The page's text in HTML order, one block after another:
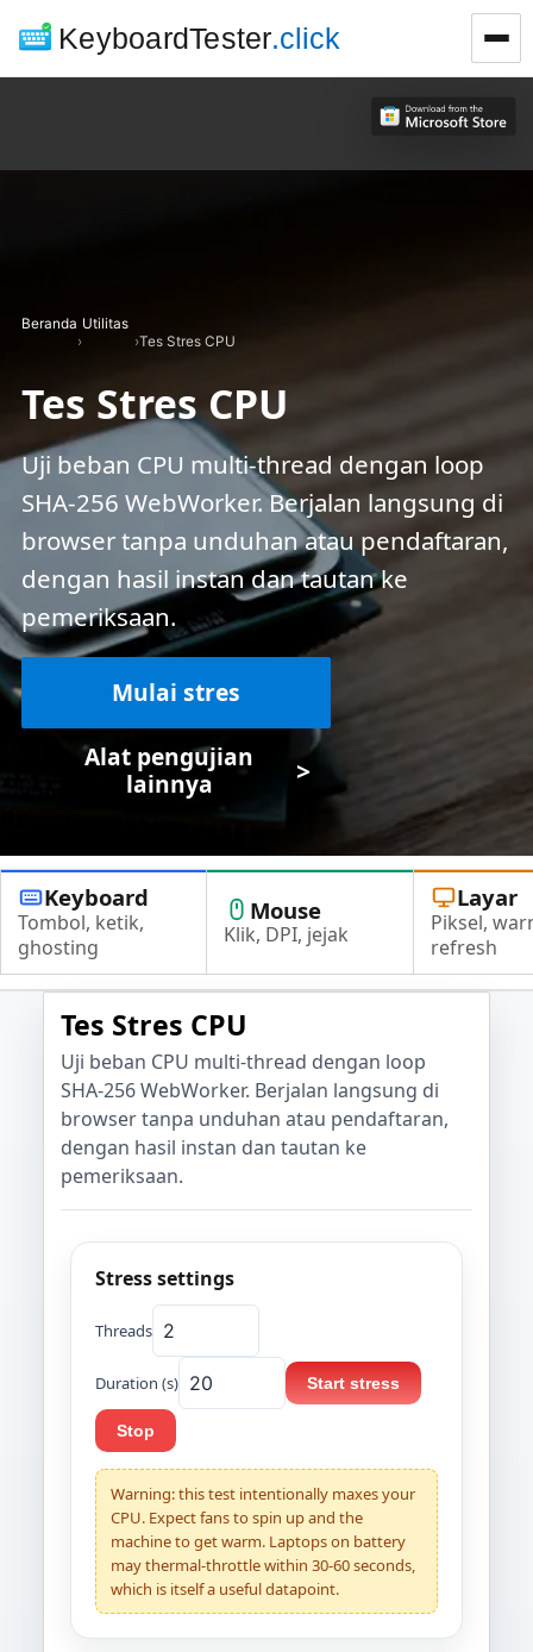
KeyboardTester.click
Beranda
›
Utilitas
›Tes Stres CPU
Tes Stres CPU
Uji beban CPU multi-thread dengan loop
SHA-256 WebWorker. Berjalan langsung di
browser tanpa unduhan atau pendaftaran,
dengan hasil instan dan tautan ke
pemeriksaan.
Mulai stres
Alat pengujian
lainnya
>
Keyboard
Tombol, ketik,
ghosting
Mouse
Klik, DPI, jejak
Layar
Piksel,
refresh
Tes Stres CPU
Uji beban CPU multi-thread dengan loop
SHA-256 WebWorker. Berjalan langsung di
browser tanpa unduhan atau pendaftaran,
dengan hasil instan dan tautan ke
pemeriksaan.
Stress settings
Threads
Duration (s) Start stress
Stop
Warning: this test intentionally maxes your
CPU. Expect fans to spin up and the
machine to get warm. Laptops on battery
may thermal-throttle within 30-60 seconds,
which is itself a useful datapoint.